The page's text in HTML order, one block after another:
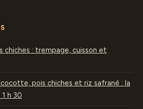
chiches : trempage, cuisson et
pois chiches et riz safrané : la
h 30